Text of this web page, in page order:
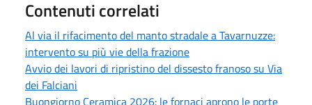
Contenuti correlati
Al via il rifacimento del manto stradale a Tavarnuzze:
intervento su più vie della frazione
Avvio dei lavori di ripristino del dissesto franoso su Via
dei Falciani
Buongiorno Ceramica 2026: le fornaci aprono le porte